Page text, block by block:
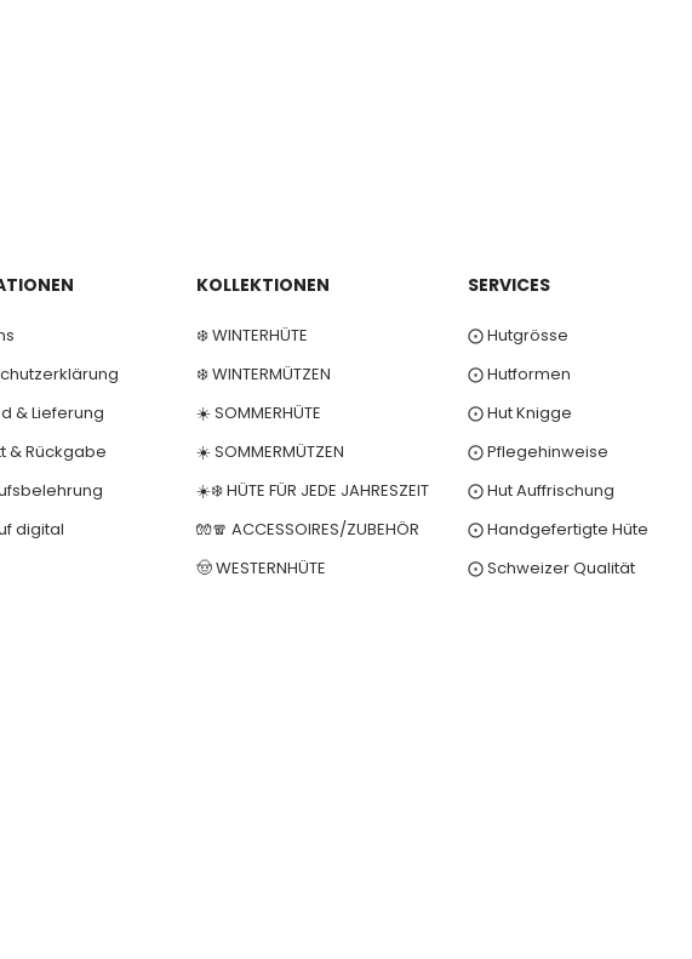
& Lieferung
& Rückgabe
digital
KOLLEKTIONEN
❄️ WINTERHÜTE
❄️ WINTERMÜTZEN
☀️ SOMMERHÜTE
☀️ SOMMERMÜTZEN
☀️❄️ HÜTE FÜR JEDE JAHRESZEIT
🧤🧣 ACCESSOIRES/ZUBEHÖR
🤠 WESTERNHÜTE
SERVICES
⨀ Hutgrösse
⨀ Hutformen
⨀ Hut Knigge
⨀ Pflegehinweise
⨀ Hut Auffrischung
⨀ Handgefertigte Hüte
⨀ Schweizer Qualität